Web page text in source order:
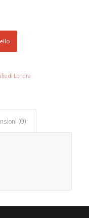
di Londra
(0)